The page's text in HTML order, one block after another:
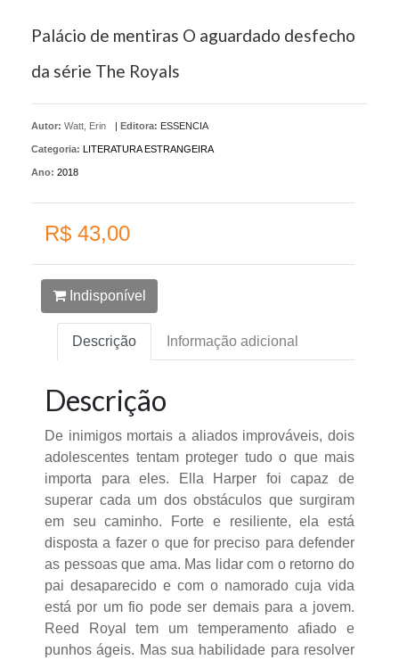
Palácio de mentiras O aguardado desfecho
da série The Royals
Autor: Watt, Erin | Editora: ESSENCIA
Categoria: LITERATURA ESTRANGEIRA
Ano: 2018
R$ 43,00
Indisponível
Descrição Informação adicional
Descrição
De inimigos mortais a aliados improváveis, dois
adolescentes tentam proteger tudo o que mais
importa para eles. Ella Harper foi capaz de
superar cada um dos obstáculos que surgiram
em seu caminho. Forte e resiliente, ela está
disposta a fazer o que for preciso para defender
as pessoas que ama. Mas lidar com o retorno do
pai desaparecido e com o namorado cuja vida
está por um fio pode ser demais para a jovem.
Reed Royal tem um temperamento afiado e
punhos ágeis. Mas sua habilidade para resolver